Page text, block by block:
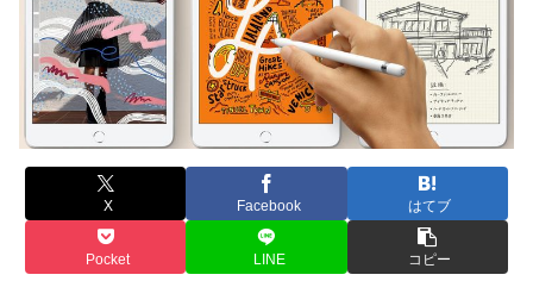
X Facebook はてブ
Pocket LINE コピー